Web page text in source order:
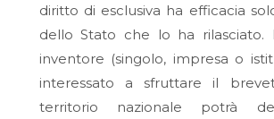
diritto di esclusiva ha efficacia
dello Stato che lo ha rilasciato.
inventore (singolo, impresa o
interessato a sfruttare il
territorio nazionale potrà